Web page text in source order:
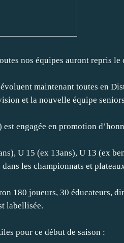
nos équipes auront repris le
maintenant toutes en
et la nouvelle équipe
engagée en promotion
U 15 (ex 13ans), U 13 (ex
dans les championnats et
180 joueurs, 30 éducateurs,
labellisée.
pour ce début de saison :